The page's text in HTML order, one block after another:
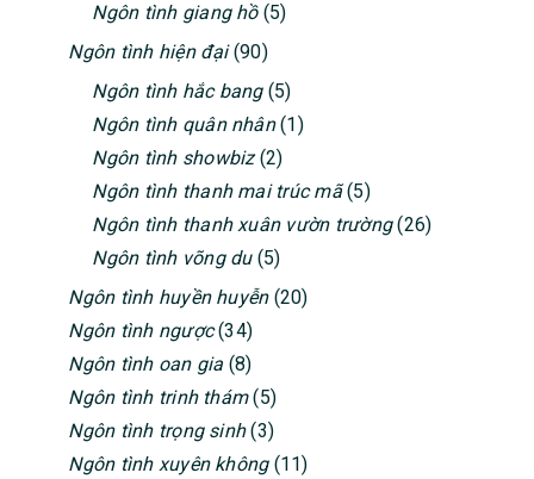
Ngôn tình giang hồ(5)
Ngôn tình hiện đại(90)
Ngôn tình hắc bang(5)
Ngôn tình quân nhân(1)
Ngôn tình showbiz(2)
Ngôn tình thanh mai trúc mã(5)
Ngôn tình thanh xuân vườn trường(26)
Ngôn tình võng du(5)
Ngôn tình huyền huyễn(20)
Ngôn tình ngược(34)
Ngôn tình oan gia (8)
Ngôn tình trinh thám(5)
Ngôn tình trọng sinh(3)
Ngôn tình xuyên không(11)